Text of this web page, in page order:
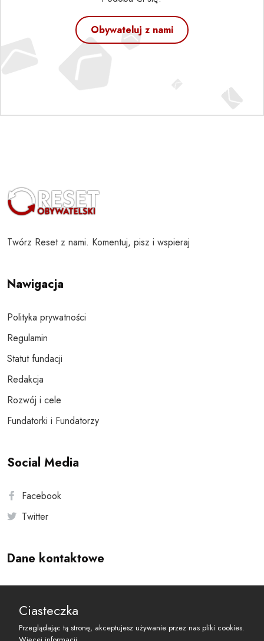
Obywateluj z nami
Twórz Reset z nami. Komentuj, pisz i wspieraj
Nawigacja
Polityka prywatności
Regulamin
Statut fundacji
Redakcja
Rozwój i cele
Fundatorki i Fundatorzy
Social Media
Facebook
Twitter
Dane kontaktowe
reset@resetobywatelski.pl
Ciasteczka
Przeglądając tą stronę, akceptujesz używanie przez nas pliki cookies.